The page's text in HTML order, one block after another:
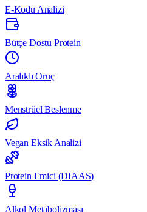
E-Kodu Analizi
Bütçe Dostu Protein
Aralıklı Oruç
Menstrüel Beslenme
Vegan Eksik Analizi
Protein Emici (DIAAS)
Alkol Metabolizması